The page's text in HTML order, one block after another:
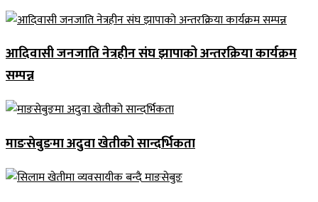
आदिवासी जनजाति नेत्रहीन संघ झापाको अन्तरक्रिया कार्यक्रम
सम्पन्न
माङसेबुङमा अदुवा खेतीको सान्दर्भिकता